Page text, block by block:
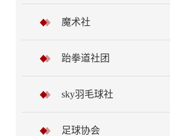
魔术社
跆拳道社团
sky羽毛球社
足球协会